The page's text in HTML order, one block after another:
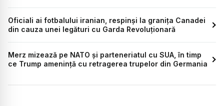
Oficiali ai fotbalului iranian, respinși la granița Canadei
din cauza unei legături cu Garda Revoluționară
Merz mizează pe NATO și parteneriatul cu SUA, în timp
ce Trump amenință cu retragerea trupelor din Germania